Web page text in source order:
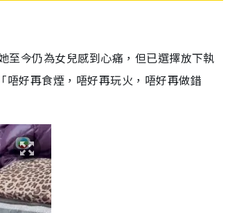
至今仍為女兒感到心痛，但已選擇放下執
好再食煙，唔好再玩火，唔好再做錯